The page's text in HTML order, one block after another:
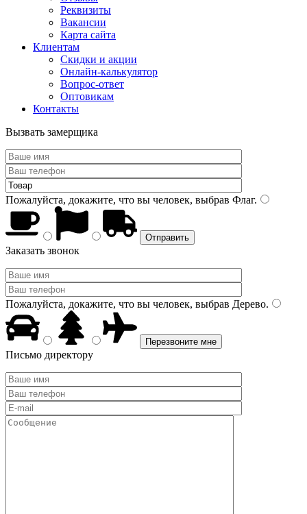
Реквизиты
Вакансии
Карта сайта
Клиентам
Скидки и акции
Онлайн-калькулятор
Вопрос-ответ
Оптовикам
Контакты
Вызвать замерщика
Пожалуйста, докажите, что вы человек, выбрав Флаг.
Заказать звонок
Пожалуйста, докажите, что вы человек, выбрав Дерево.
Письмо директору